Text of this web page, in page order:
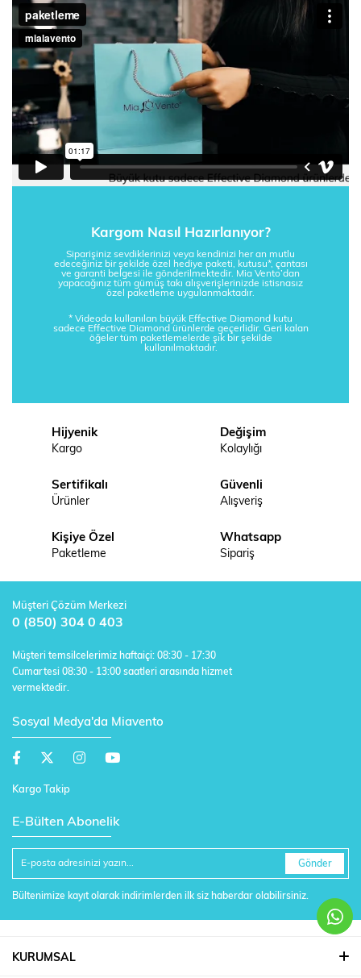
Kargom Nasıl Hazırlanıyor?
Siparişiniz sevdiklerinizi veya kendinizi her an mutlu
edeceğiniz bir şekilde özel hediye paketi, kutusu*, çantası
ve garanti belgesi ile gönderilmektedir. Mia Vento’dan
yapacağınız tüm gümüş takı alışverişlerinizde istisnasız
özel paketleme uygulanmaktadır.
* Videoda kullanılan büyük Effective Diamond kutu
sadece Effective Diamond ürünlerde geçerlidir. Geri kalan
öğeler tüm paketlemelerde şık bir şekilde
kullanılmaktadır.
Hijyenik
Kargo
Değişim
Kolaylığı
Sertifikalı
Ürünler
Güvenli
Alışveriş
Kişiye Özel
Paketleme
Whatsapp
Sipariş
Müşteri Çözüm Merkezi
0 (850) 304 0 403
Müşteri temsilcelerimiz haftaiçi: 08:30 - 17:30
Cumartesi 08:30 - 13:00 saatleri arasında hizmet
vermektedir.
Sosyal Medya'da Miavento
Kargo Takip
E-Bülten Abonelik
Gönder
Bültenimize kayıt olarak indirimlerden ilk siz haberdar olabilirsiniz.
KURUMSAL